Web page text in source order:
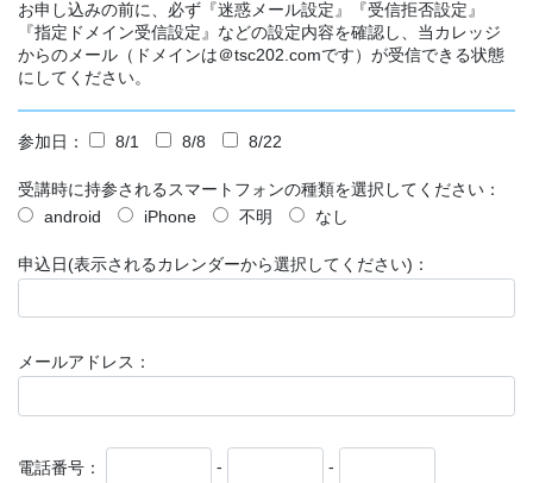
お申し込みの前に、必ず『迷惑メール設定』『受信拒否設定』
『指定ドメイン受信設定』などの設定内容を確認し、当カレッジ
からのメール（ドメインは＠tsc202.comです）が受信できる状態
にしてください。
参加日： 8/1 8/8 8/22
受講時に持参されるスマートフォンの種類を選択してください：
android
iPhone 不明 なし
申込日(表示されるカレンダーから選択してください)：
メールアドレス：
電話番号： - -